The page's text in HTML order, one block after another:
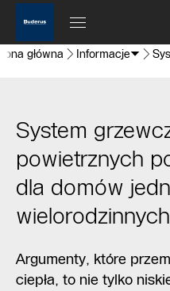
główna Informacje
System
powietrznych
dla domów
wielorodzinnych
Argumenty, które
ciepła, to nie tylko